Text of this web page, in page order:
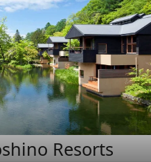
Resorts